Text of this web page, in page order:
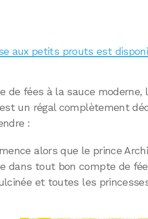
aux petits prouts est
de fées à la sauce moderne,
un régal complètement
:
alors que le prince
dans tout bon compte de
et toutes les